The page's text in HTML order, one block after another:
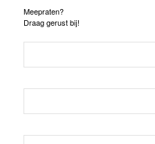
Meepraten?
Draag gerust bij!